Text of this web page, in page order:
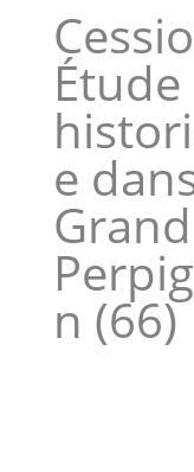
Étude
e
Grand
n (66)